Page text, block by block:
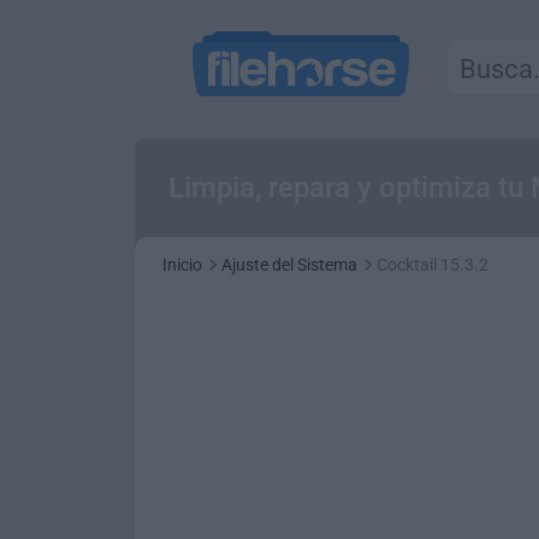
Inicio Ajuste del Sistema Cocktail 15.3.2